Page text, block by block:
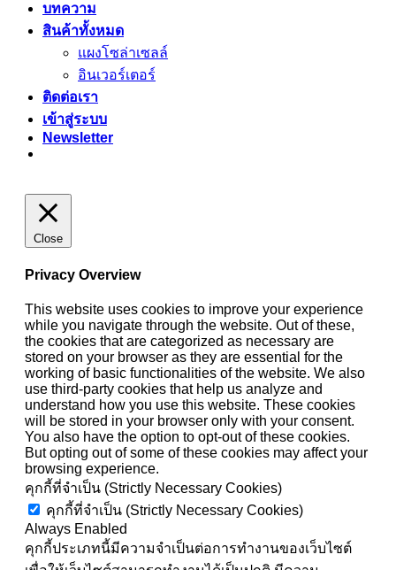
บทความ
สินค้าทั้งหมด
แผงโซล่าเซลล์
อินเวอร์เตอร์
ติดต่อเรา
เข้าสู่ระบบ
Newsletter
Close
Privacy Overview
This website uses cookies to improve your experience
while you navigate through the website. Out of these,
the cookies that are categorized as necessary are
stored on your browser as they are essential for the
working of basic functionalities of the website. We also
use third-party cookies that help us analyze and
understand how you use this website. These cookies
will be stored in your browser only with your consent.
You also have the option to opt-out of these cookies.
But opting out of some of these cookies may affect your
browsing experience.
คุกกี้ที่จำเป็น (Strictly Necessary Cookies)
คุกกี้ที่จำเป็น (Strictly Necessary Cookies)
Always Enabled
คุกกี้ประเภทนี้มีความจำเป็นต่อการทำงานของเว็บไซต์